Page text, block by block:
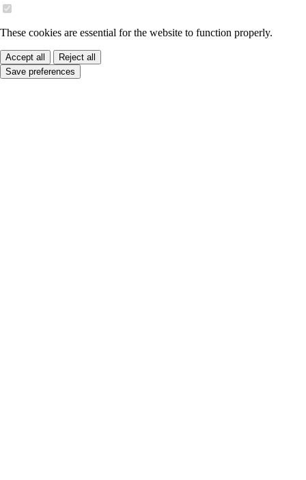
These cookies are essential for the website to function properly.
Accept all
Reject all
Save preferences